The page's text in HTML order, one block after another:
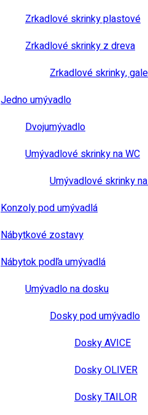
Zrkadlové skrinky plastové
Zrkadlové skrinky z dreva
Zrkadlové skrinky,
Jedno umývadlo
Dvojumývadlo
Umývadlové skrinky na WC
Umývadlové skrinky
Konzoly pod umývadlá
Nábytkové zostavy
Nábytok podľa umývadlá
Umývadlo na dosku
Dosky pod umývadlo
Dosky AVICE
Dosky OLIVER
Dosky TAILOR